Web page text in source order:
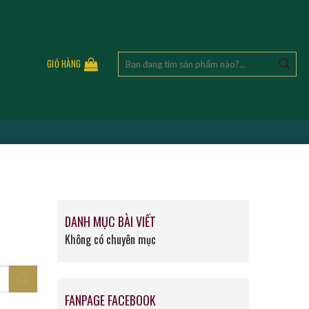
GIỎ HÀNG
kiếm:
DANH MỤC BÀI VIẾT
Không có chuyên mục
FANPAGE FACEBOOK